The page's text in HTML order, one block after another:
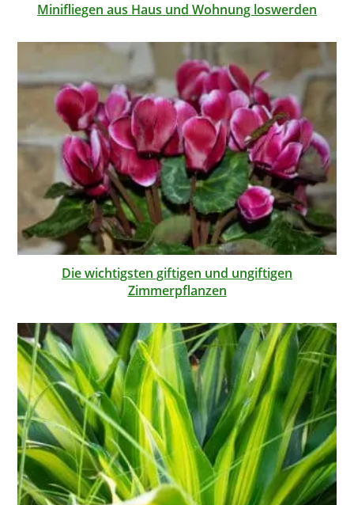
Minifliegen aus Haus und Wohnung loswerden
Die wichtigsten giftigen und ungiftigen
Zimmerpflanzen